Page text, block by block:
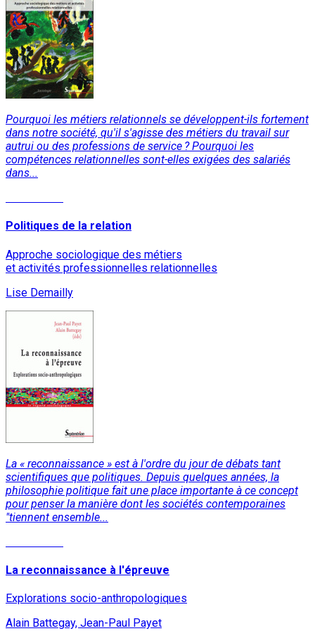
Pourquoi les métiers relationnels se développent-ils fortement
dans notre société, qu'il s'agisse des métiers du travail sur
autrui ou des professions de service ? Pourquoi les
compétences relationnelles sont-elles exigées des salariés
dans...
Politiques de la relation
Approche sociologique des métiers
et activités professionnelles relationnelles
Lise Demailly
La « reconnaissance » est à l'ordre du jour de débats tant
scientifiques que politiques. Depuis quelques années, la
philosophie politique fait une place importante à ce concept
pour penser la manière dont les sociétés contemporaines
"tiennent ensemble...
La reconnaissance à l'épreuve
Explorations socio-anthropologiques
Alain Battegay, Jean-Paul Payet